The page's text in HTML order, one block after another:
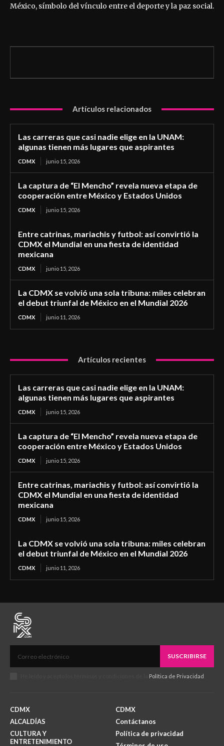
México, símbolo del vínculo entre el deporte y la paz social.
Artículos relacionados
Las carreras que casi nadie elige en la UNAM:
algunas tienen más lugares que aspirantes
CDMX junio 15, 2026
La captura de “El Mencho” revela nueva etapa de
cooperación entre México y Estados Unidos
CDMX junio 15, 2026
Entre catrinas, mariachis y futbol: así convirtió la
CDMX el Mundial en una fiesta de identidad
mexicana
CDMX junio 15, 2026
La CDMX se volvió una sola tribuna: miles celebran
el debut triunfal de México en el Mundial 2026
CDMX junio 11, 2026
Artículos recientes
Las carreras que casi nadie elige en la UNAM:
algunas tienen más lugares que aspirantes
CDMX junio 15, 2026
La captura de “El Mencho” revela nueva etapa de
cooperación entre México y Estados Unidos
CDMX junio 15, 2026
Entre catrinas, mariachis y futbol: así convirtió la
CDMX el Mundial en una fiesta de identidad
mexicana
CDMX junio 15, 2026
La CDMX se volvió una sola tribuna: miles celebran
el debut triunfal de México en el Mundial 2026
CDMX junio 11, 2026
SUSCRIBIRSE
Política de Privacidad
CDMX
ALCALDÍAS
CULTURA Y
ENTRETENIMIENTO
CDMX
Contáctanos
Política de privacidad